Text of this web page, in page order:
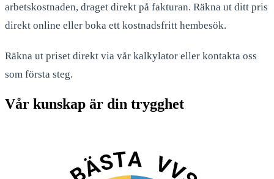
arbetskostnaden, draget direkt på fakturan. Räkna ut ditt pris
direkt online eller boka ett kostnadsfritt hembesök.
Räkna ut priset direkt via vår kalkylator eller kontakta oss
som första steg.
Vår kunskap är din trygghet